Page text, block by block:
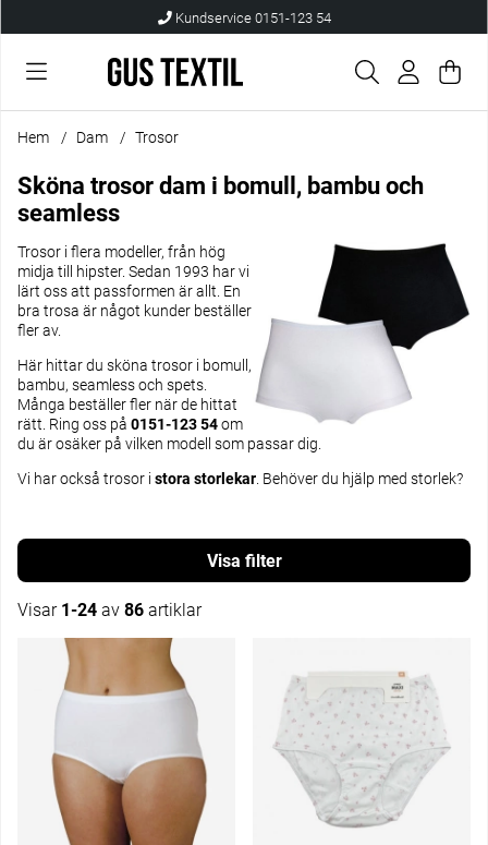
Kundservice 0151-123 54
.
Hem Dam Trosor
Sköna trosor dam i bomull, bambu och
seamless
Trosor i flera modeller, från hög
midja till hipster. Sedan 1993 har vi
lärt oss att passformen är allt. En
bra trosa är något kunder beställer
fler av.
Här hittar du sköna trosor i bomull,
bambu, seamless och spets.
Många beställer fler när de hittat
rätt. Ring oss på 0151-123 54om
du är osäker på vilken modell som passar dig.
Vi har också trosor i stora storlekar . Behöver du hjälp med storlek?
Filtrera
Visar 1-24 av 86 artiklar
Produkter